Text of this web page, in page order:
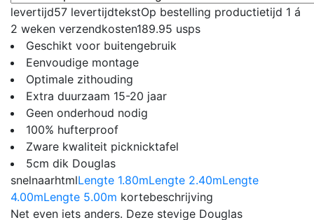
levertijd57 levertijdtekstOp bestelling productietijd 1 á
2 weken verzendkosten189.95 usps
Geschikt voor buitengebruik
Eenvoudige montage
Optimale zithouding
Extra duurzaam 15-20 jaar
Geen onderhoud nodig
100% hufterproof
Zware kwaliteit picknicktafel
5cm dik Douglas
snelnaarhtmlLengte 1.80mLengte 2.40mLengte
4.00mLengte 5.00m kortebeschrijving
Net even iets anders. Deze stevige Douglas